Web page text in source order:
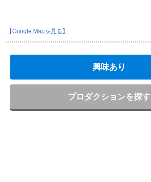
【Google Mapを見る】
興味あり
プロダクションを探す